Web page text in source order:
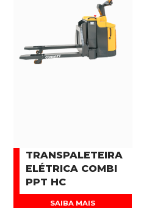
TRANSPALETEIRA
ELÉTRICA COMBI
PPT HC
SAIBA MAIS